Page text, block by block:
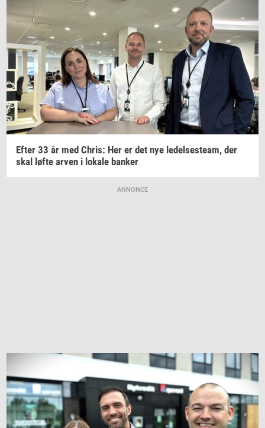
Efter 33 år med Chris: Her er det nye le­del­ses­team, der
skal løfte arven i lo­ka­le ban­ker
ANNONCE